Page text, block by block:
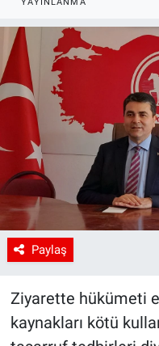
Paylaş
Ziyarette hükümeti
kaynakları kötü